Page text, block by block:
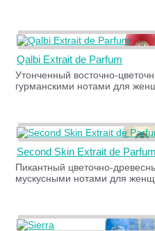
Qalbi Extrait de Parfum
Утонченный восточно-
гурманскими нотами для
Second Skin Extrait de Parfum
Пикантный цветочно-
мускусными нотами для